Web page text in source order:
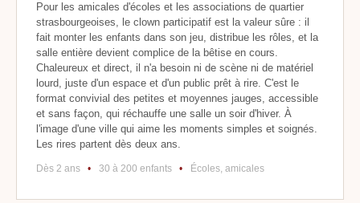
Pour les amicales d'écoles et les associations de quartier
strasbourgeoises, le clown participatif est la valeur sûre : il
fait monter les enfants dans son jeu, distribue les rôles, et la
salle entière devient complice de la bêtise en cours.
Chaleureux et direct, il n'a besoin ni de scène ni de matériel
lourd, juste d'un espace et d'un public prêt à rire. C'est le
format convivial des petites et moyennes jauges, accessible
et sans façon, qui réchauffe une salle un soir d'hiver. À
l'image d'une ville qui aime les moments simples et soignés.
Les rires partent dès deux ans.
Dès 2 ans • 30 à 200 enfants • Écoles, amicales